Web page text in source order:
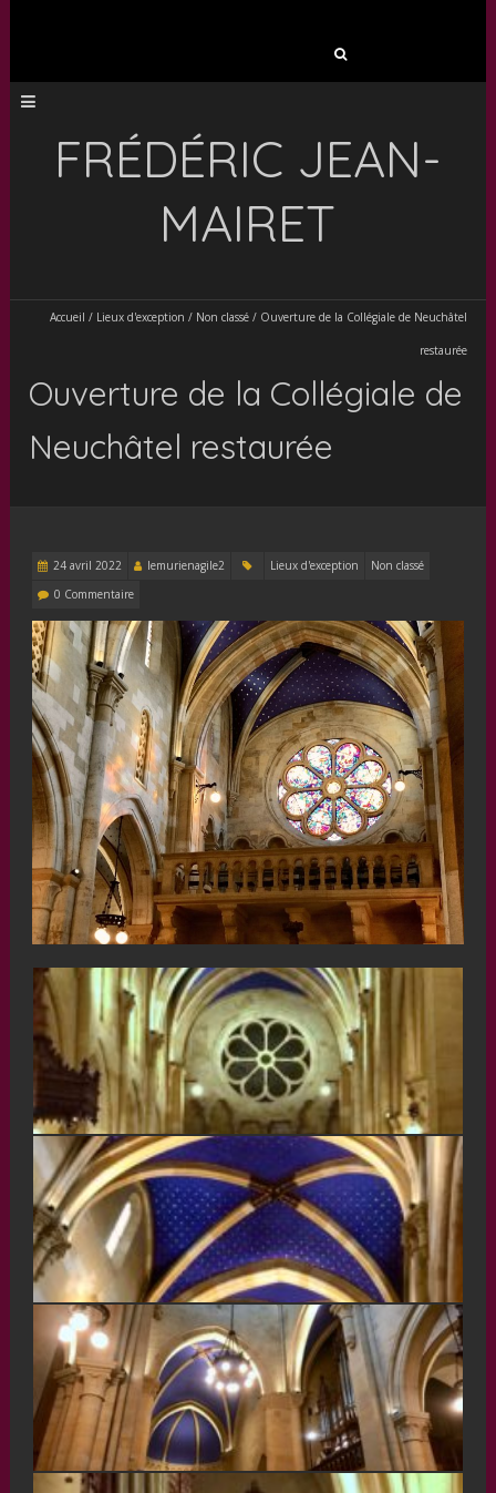
FRÉDÉRIC JEAN-
MAIRET
Accueil / Lieux d'exception / Non classé/ Ouverture de la Collégiale de Neuchâtel
restaurée
Ouverture de la Collégiale de
Neuchâtel restaurée
24 avril 2022 lemurienagile2 Lieux d'exception
Non classé
0 Commentaire